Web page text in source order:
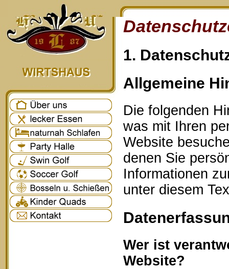
1.
Allgemeine
Die folgenden
was mit Ihren
Website
denen Sie
Informationen
unter diesem
Wer ist
Website?